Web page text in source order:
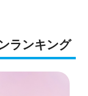
ランキング